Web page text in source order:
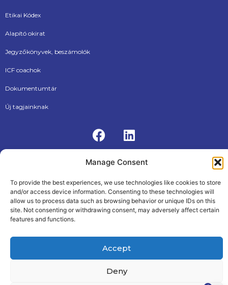
Manage Consent
To provide the best experiences, we use technologies like cookies to store
and/or access device information. Consenting to these technologies will
allow us to process data such as browsing behavior or unique IDs on this
site. Not consenting or withdrawing consent, may adversely affect certain
features and functions.
Accept
Deny
Etikai Kódex
Alapító okirat
Jegyzőkönyvek, beszámolók
ICF coachok
Dokumentumtár
Új tagjainknak
ÁSZF
Adatkezelési tájékoztató
© 2026, Internationational Coaching Federation Hungarian
Chapter
Made by The PALM Creative Agency